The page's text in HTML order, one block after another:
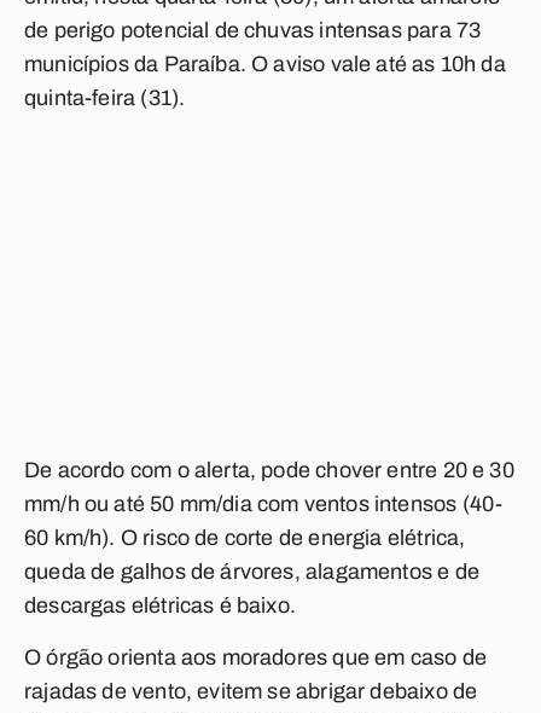
de perigo potencial de chuvas intensas para 73
municípios da Paraíba. O aviso vale até as 10h da
quinta-feira (31).
De acordo com o alerta, pode chover entre 20 e 30
mm/h ou até 50 mm/dia com ventos intensos (40-
60 km/h). O risco de corte de energia elétrica,
queda de galhos de árvores, alagamentos e de
descargas elétricas é baixo.
O órgão orienta aos moradores que em caso de
rajadas de vento, evitem se abrigar debaixo de